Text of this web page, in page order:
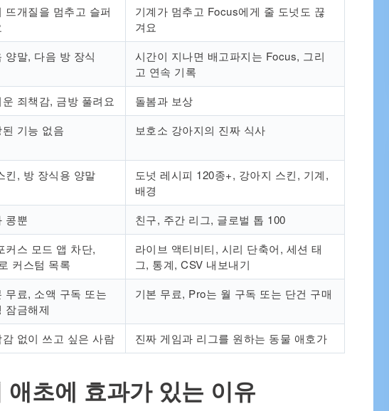
뜨개질을 멈추고 슬퍼
기계가 멈추고 Focus에게 줄 도넛도 끊
겨요
양말, 다음 방 장식
시간이 지나면 배고파지는 Focus, 그리
고 연속 기록
운 죄책감, 금방 풀려요
돌봄과 보상
된 기능 없음 보호소 강아지의 진짜 식사
킨, 방 장식용 양말
도넛 레시피 120종+, 강아지 스킨, 기계,
배경
콩뿐
친구, 주간 리그, 글로벌 톱 100
커스 모드 앱 차단,
커스텀 목록
라이브 액티비티, 시리 단축어, 세션 태
그, 통계, CSV 내보내기
무료, 소액 구독 또는
잠금해제
기본 무료, Pro는 월 구독 또는 단건 구매
감 없이 쓰고 싶은 사람 진짜 게임과 리그를 원하는 동물 애호가
애초에 효과가 있는 이유